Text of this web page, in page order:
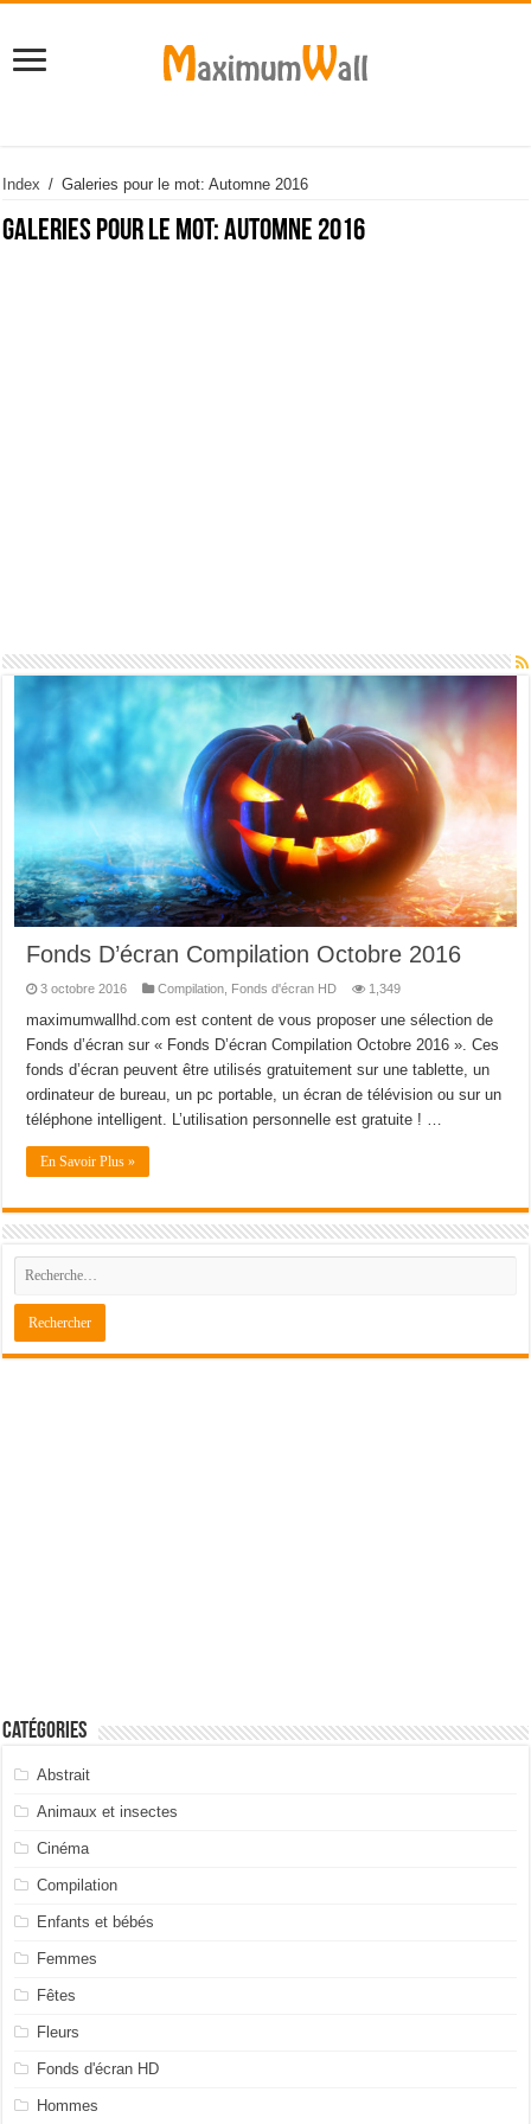
Index / Galeries pour le mot: Automne 2016
Galeries pour le mot:Automne 2016
Fonds D’écran Compilation Octobre 2016
3 octobre 2016 Compilation Fonds d'écran HD 1,349
maximumwallhd.com est content de vous proposer une sélection de
Fonds d’écran sur « Fonds D’écran Compilation Octobre 2016 ». Ces
fonds d’écran peuvent être utilisés gratuitement sur une tablette, un
ordinateur de bureau, un pc portable, un écran de télévision ou sur un
téléphone intelligent. L’utilisation personnelle est gratuite ! …
En Savoir Plus »
Catégories
Abstrait
Animaux et insectes
Cinéma
Compilation
Enfants et bébés
Femmes
Fêtes
Fleurs
Fonds d'écran HD
Hommes